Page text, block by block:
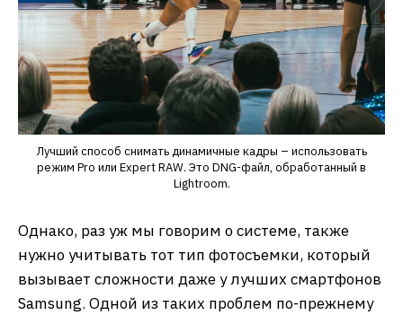
Лучший способ снимать динамичные кадры – использовать
режим Pro или Expert RAW. Это DNG-файл, обработанный в
Lightroom.
Однако, раз уж мы говорим о системе, также
нужно учитывать тот тип фотосъемки, который
вызывает сложности даже у лучших смартфонов
Samsung. Одной из таких проблем по-прежнему